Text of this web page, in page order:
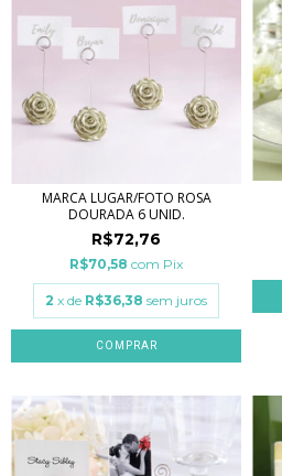
MARCA LUGAR/FOTO ROSA
DOURADA 6 UNID.
R$72,76
R$70,58 com Pix
2 x de R$36,38 sem juros